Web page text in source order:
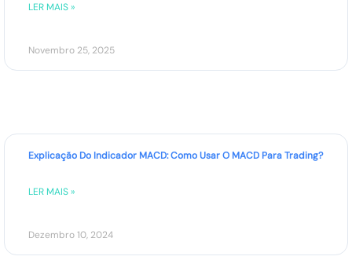
LER MAIS »
Novembro 25, 2025
Explicação Do Indicador MACD: Como Usar O MACD Para Trading?
LER MAIS »
Dezembro 10, 2024